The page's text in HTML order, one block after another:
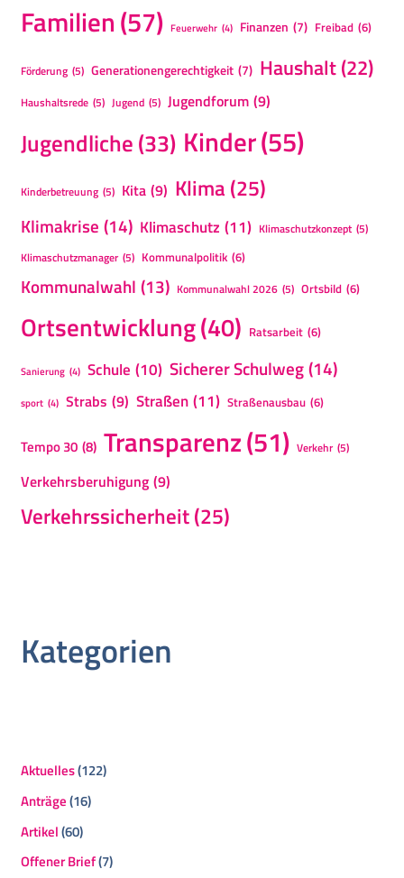
Familien(57) Feuerwehr (4) Finanzen (7) Freibad (6)
Förderung (5) Generationengerechtigkeit (7) Haushalt(22)
Haushaltsrede (5) Jugend (5) Jugendforum (9)
Jugendliche(33) Kinder(55)
Kinderbetreuung (5) Kita (9) Klima (25)
Klimakrise (14) Klimaschutz (11) Klimaschutzkonzept (5)
Klimaschutzmanager (5) Kommunalpolitik (6)
Kommunalwahl (13) Kommunalwahl 2026 (5) Ortsbild (6)
Ortsentwicklung(40) Ratsarbeit (6)
Sanierung (4) Schule (10) Sicherer Schulweg(14)
sport (4) Strabs (9) Straßen(11) Straßenausbau (6)
Tempo 30 (8) Transparenz(51) Verkehr (5)
Verkehrsberuhigung (9)
Verkehrssicherheit(25)
Kategorien
Aktuelles(122)
Anträge(16)
Artikel(60)
Offener Brief(7)